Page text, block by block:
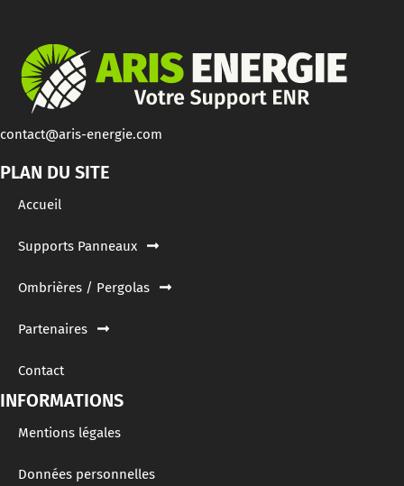
contact@aris-energie.com
PLAN DU SITE
Accueil
Supports Panneaux
Ombrières / Pergolas
Partenaires
Contact
INFORMATIONS
Mentions légales
Données personnelles